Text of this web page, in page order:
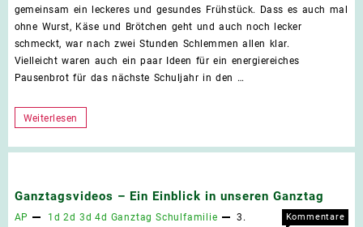
so
gemeinsam ein leckeres und gesundes Frühstück. Dass es auch mal
ohne Wurst, Käse und Brötchen geht und auch noch lecker
schmeckt, war nach zwei Stunden Schlemmen allen klar.
Vielleicht waren auch ein paar Ideen für ein energiereiches
Pausenbrot für das nächste Schuljahr in den …
Gesundes
sein…
Weiterlesen
Ganztagsvideos – Ein Einblick in unseren Ganztag
AP 1d 2d 3d 4d Ganztag Schulfamilie
3.
Kommentare